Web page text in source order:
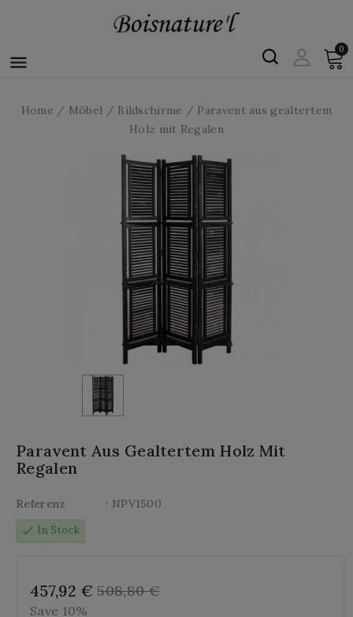

0
Home Möbel Bildschirme
Paravent aus gealtertem
Holz mit Regalen
Paravent Aus Gealtertem Holz Mit
Regalen
Referenz
: NPV1500
check In Stock
457,92 € 508,80 €
Save 10%